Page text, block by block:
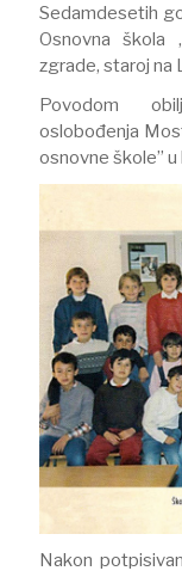
Sedamdesetih
Osnovna škola
zgrade, staroj na
Povodom
oslobođenja
osnovne škole” u
Nakon